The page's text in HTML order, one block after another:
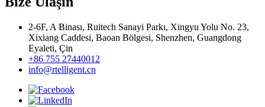
2-6F, A Binası, Ruitech Sanayi Parkı, Xingyu Yolu No. 23,
Xixiang Caddesi, Baoan Bölgesi, Shenzhen, Guangdong
Eyaleti, Çin
+86 755 27440012
info@rtelligent.cn